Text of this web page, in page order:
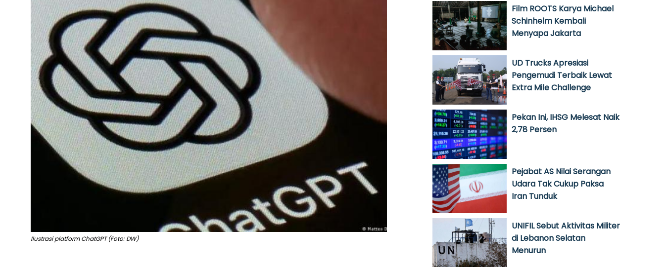
Ilustrasi platform ChatGPT (Foto: DW)
Film ROOTS Karya Michael
Schinhelm Kembali
Menyapa Jakarta
UD Trucks Apresiasi
Pengemudi Terbaik Lewat
Extra Mile Challenge
Pekan Ini, IHSG Melesat Naik
2,78 Persen
Pejabat AS Nilai Serangan
Udara Tak Cukup Paksa
Iran Tunduk
UNIFIL Sebut Aktivitas Militer
di Lebanon Selatan
Menurun